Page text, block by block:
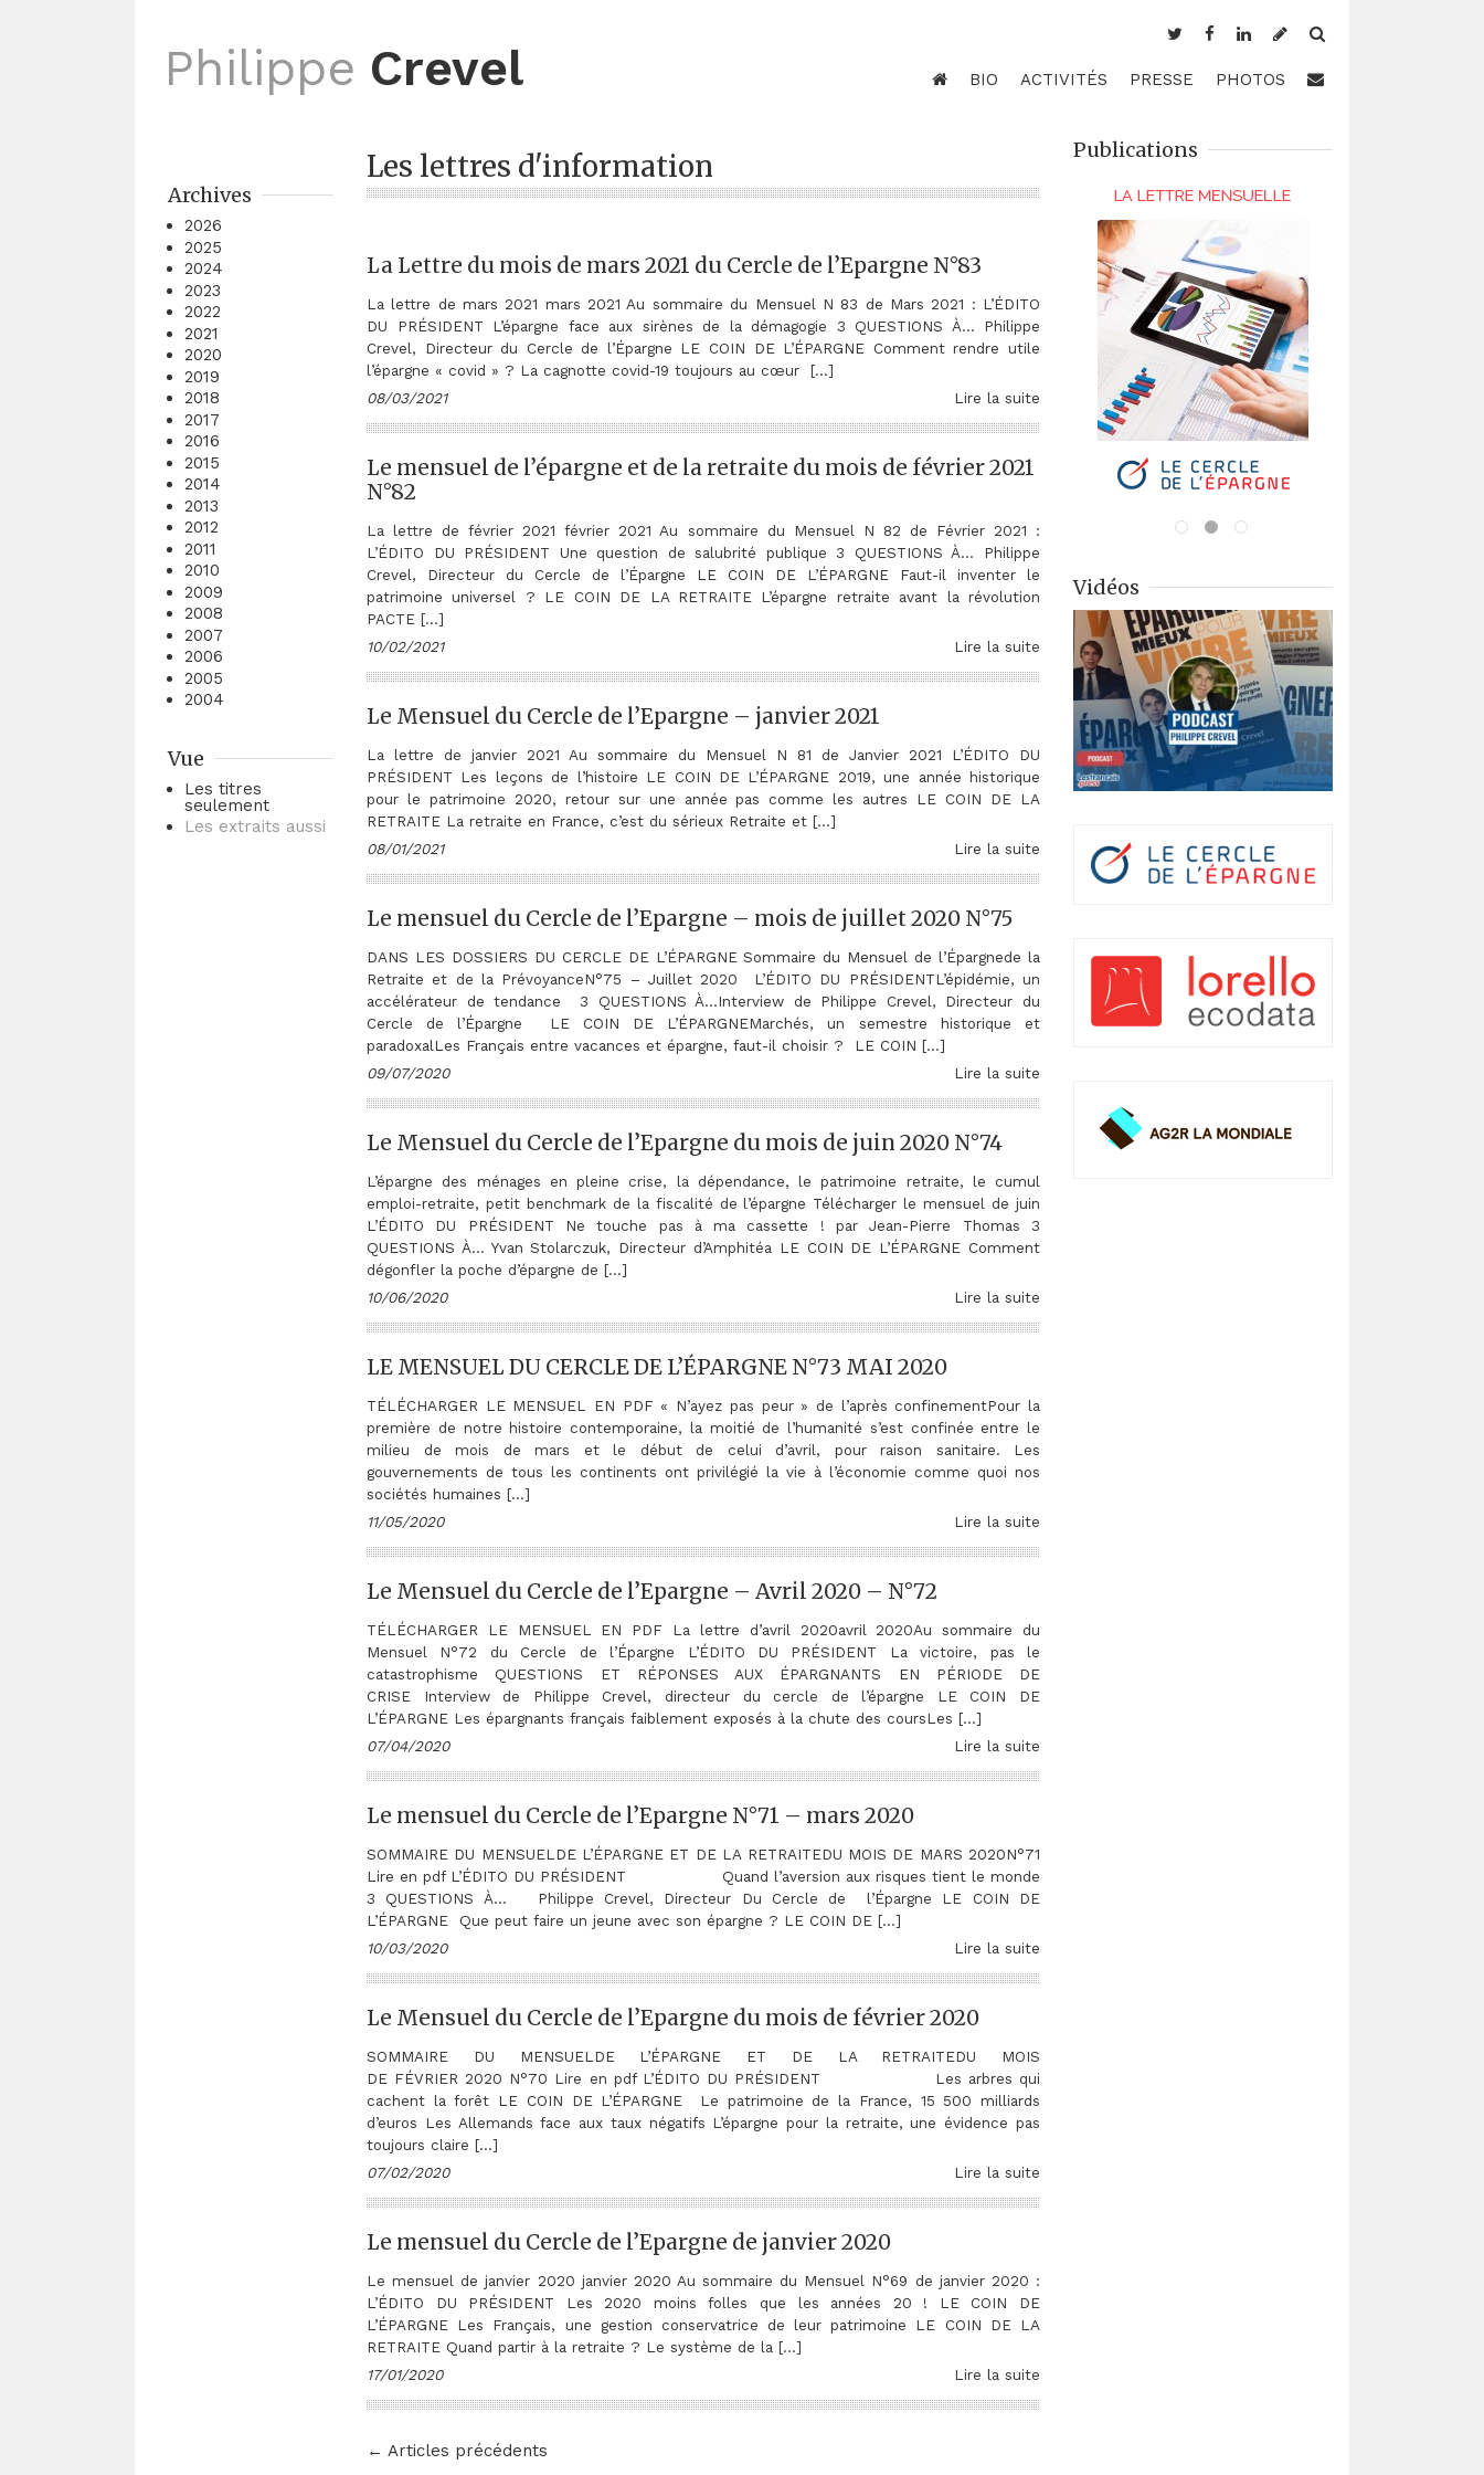
Philippe Crevel BIO ACTIVITÉS PRESSE PHOTOS
Archives
2026
2025
2024
2023
2022
2021
2020
2019
2018
2017
2016
2015
2014
2013
2012
2011
2010
2009
2008
2007
2006
2005
2004
Vue
Les titres
seulement
Les extraits aussi
Les lettres d'information
La Lettre du mois de mars 2021 du Cercle de l’Epargne N°83
La lettre de mars 2021 mars 2021 Au sommaire du Mensuel N 83 de Mars 2021 : L’ÉDITO
DU PRÉSIDENT L’épargne face aux sirènes de la démagogie 3 QUESTIONS À… Philippe
Crevel, Directeur du Cercle de l’Épargne LE COIN DE L’ÉPARGNE Comment rendre utile
l’épargne « covid » ? La cagnotte covid-19 toujours au cœur […]
08/03/2021
Lire la suite
Le mensuel de l’épargne et de la retraite du mois de février 2021
N°82
La lettre de février 2021 février 2021 Au sommaire du Mensuel N 82 de Février 2021 :
L’ÉDITO DU PRÉSIDENT Une question de salubrité publique 3 QUESTIONS À… Philippe
Crevel, Directeur du Cercle de l’Épargne LE COIN DE L’ÉPARGNE Faut-il inventer le
patrimoine universel ? LE COIN DE LA RETRAITE L’épargne retraite avant la révolution
PACTE […]
10/02/2021
Lire la suite
Le Mensuel du Cercle de l’Epargne – janvier 2021
La lettre de janvier 2021 Au sommaire du Mensuel N 81 de Janvier 2021 L’ÉDITO DU
PRÉSIDENT Les leçons de l’histoire LE COIN DE L’ÉPARGNE 2019, une année historique
pour le patrimoine 2020, retour sur une année pas comme les autres LE COIN DE LA
RETRAITE La retraite en France, c’est du sérieux Retraite et […]
08/01/2021
Lire la suite
Le mensuel du Cercle de l’Epargne – mois de juillet 2020 N°75
DANS LES DOSSIERS DU CERCLE DE L’ÉPARGNE Sommaire du Mensuel de l’Épargnede la
Retraite et de la PrévoyanceN°75 – Juillet 2020 L’ÉDITO DU PRÉSIDENTL’épidémie, un
accélérateur de tendance 3 QUESTIONS À…Interview de Philippe Crevel, Directeur du
Cercle de l’Épargne LE COIN DE L’ÉPARGNEMarchés, un semestre historique et
paradoxalLes Français entre vacances et épargne, faut-il choisir ? LE COIN […]
09/07/2020
Lire la suite
Le Mensuel du Cercle de l’Epargne du mois de juin 2020 N°74
L’épargne des ménages en pleine crise, la dépendance, le patrimoine retraite, le cumul
emploi-retraite, petit benchmark de la fiscalité de l’épargne Télécharger le mensuel de juin
L’ÉDITO DU PRÉSIDENT Ne touche pas à ma cassette ! par Jean-Pierre Thomas 3
QUESTIONS À… Yvan Stolarczuk, Directeur d’Amphitéa LE COIN DE L’ÉPARGNE Comment
dégonfler la poche d’épargne de […]
10/06/2020
Lire la suite
LE MENSUEL DU CERCLE DE L’ÉPARGNE N°73 MAI 2020
TÉLÉCHARGER LE MENSUEL EN PDF « N’ayez pas peur » de l’après confinementPour la
première de notre histoire contemporaine, la moitié de l’humanité s’est confinée entre le
milieu de mois de mars et le début de celui d’avril, pour raison sanitaire. Les
gouvernements de tous les continents ont privilégié la vie à l’économie comme quoi nos
sociétés humaines […]
11/05/2020
Lire la suite
Le Mensuel du Cercle de l’Epargne – Avril 2020 – N°72
TÉLÉCHARGER LE MENSUEL EN PDF La lettre d’avril 2020avril 2020Au sommaire du
Mensuel N°72 du Cercle de l’Épargne L’ÉDITO DU PRÉSIDENT La victoire, pas le
catastrophisme QUESTIONS ET RÉPONSES AUX ÉPARGNANTS EN PÉRIODE DE
CRISE Interview de Philippe Crevel, directeur du cercle de l’épargne LE COIN DE
L’ÉPARGNE Les épargnants français faiblement exposés à la chute des coursLes […]
07/04/2020
Lire la suite
Le mensuel du Cercle de l’Epargne N°71 – mars 2020
SOMMAIRE DU MENSUELDE L’ÉPARGNE ET DE LA RETRAITEDU MOIS DE MARS 2020N°71
Lire en pdf L’ÉDITO DU PRÉSIDENT Quand l’aversion aux risques tient le monde
3 QUESTIONS À… Philippe Crevel, Directeur Du Cercle de l’Épargne LE COIN DE
L’ÉPARGNE Que peut faire un jeune avec son épargne ? LE COIN DE […]
10/03/2020
Lire la suite
Le Mensuel du Cercle de l’Epargne du mois de février 2020
SOMMAIRE DU MENSUELDE L’ÉPARGNE ET DE LA RETRAITEDU MOIS
DE FÉVRIER 2020 N°70 Lire en pdf L’ÉDITO DU PRÉSIDENT Les arbres qui
cachent la forêt LE COIN DE L’ÉPARGNE Le patrimoine de la France, 15 500 milliards
d’euros Les Allemands face aux taux négatifs L’épargne pour la retraite, une évidence pas
toujours claire […]
07/02/2020
Lire la suite
Le mensuel du Cercle de l’Epargne de janvier 2020
Le mensuel de janvier 2020 janvier 2020 Au sommaire du Mensuel N°69 de janvier 2020 :
L’ÉDITO DU PRÉSIDENT Les 2020 moins folles que les années 20 ! LE COIN DE
L’ÉPARGNE Les Français, une gestion conservatrice de leur patrimoine LE COIN DE LA
RETRAITE Quand partir à la retraite ? Le système de la […]
17/01/2020
Lire la suite
← Articles précédents
Publications
Vidéos